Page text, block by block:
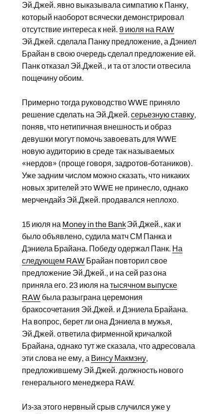
Эй.Джей. явно выказывала симпатию к Панку,
который наоборот всячески демонстрировал
отсутствие интереса к ней. 9 июля на RAW
Эй.Джей. сделала Панку предложение, а Дэниел
Брайан в свою очередь сделал предложение ей.
Панк отказал Эй.Джей., и та от злости отвесила
пощечину обоим.
Примерно тогда руководство WWE приняло
решение сделать на Эй.Джей. серьезную ставку,
поняв, что нетипичная внешность и образ
девушки могут помочь завоевать для WWE
новую аудиторию в среде так называемых
«нердов» (проще говоря, задротов-ботаников).
Уже задним числом можно сказать, что никаких
новых зрителей это WWE не принесло, однако
мерчендайз Эй.Джей. продавался неплохо.
15 июля на Money in the BankЭй.Джей., как и
было объявлено, судила матч СМ Панка и
Дэниела Брайана. Победу одержал Панк. На
следующем RAWБрайан повторил свое
предложение Эй.Джей., и на сей раз она
приняла его. 23 июля на тысячном выпуске
RAWбыла разыграна церемония
бракосочетания Эй.Джей. и Дэниела Брайана.
На вопрос, берет ли она Дэниела в мужья,
Эй.Джей. ответила фирменной кричалкой
Брайана, однако тут же сказала, что адресовала
эти слова не ему, а Винсу Макмэну,
предложившему Эй.Джей. должность нового
генерального менеджера RAW.
Из-за этого нервный срыв случился уже у